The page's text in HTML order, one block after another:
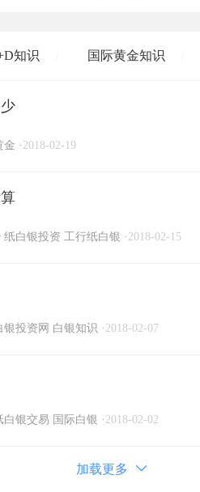
知识 国际黄金知识
知识
金 · 2018-02-19
纸白银投资 工行纸白银 · 2018-02-15
银投资网 白银知识 · 2018-02-07
白银交易 国际白银 · 2018-02-02
加载更多